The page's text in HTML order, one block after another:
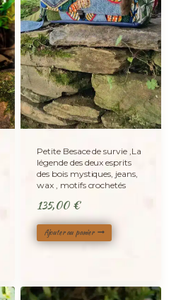
Petite Besace de survie ,La
légende des deux esprits
des bois mystiques, jeans,
wax , motifs crochetés
135,00 €
Ajouter au panier